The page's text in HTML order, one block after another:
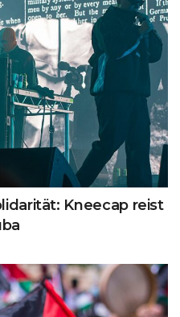
Kneecap reist